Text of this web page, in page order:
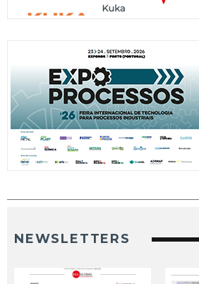
NEWSLETTERS